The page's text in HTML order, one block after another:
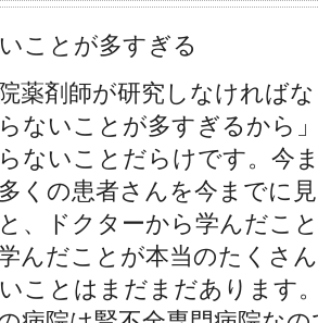
ことが多すぎる
薬剤師が研究しなければ
ないことが多すぎるから
ないことだらけです。今
くの患者さんを今までに
、ドクターから学んだこ
んだことが本当のたくさ
ことはまだまだあります